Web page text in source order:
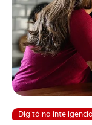
Digitálna inteligencia